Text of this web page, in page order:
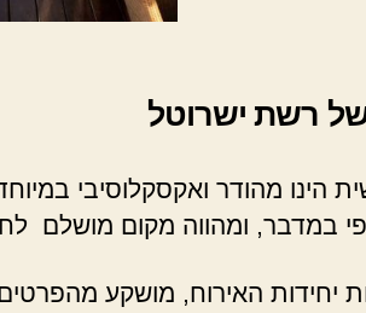
רשת ישרוטל
הינו מהודר ואקסקלוסיבי
במדבר, ומהווה מקום מושלם
יחידות האירוח, מושקע